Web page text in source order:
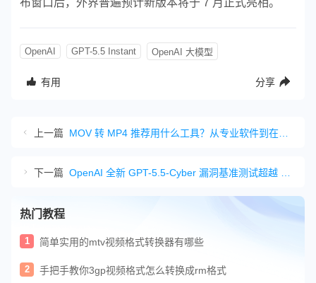
布窗口后，外界普遍预计新版本将于 7 月正式亮相。
OpenAI GPT-5.5 Instant OpenAI 大模型
有用 分享
上一篇
下一篇
热门教程
1 简单实用的mtv视频格式转换器有哪些
2 手把手教你3gp视频格式怎么转换成rm格式